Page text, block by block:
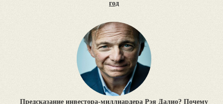
год
Предсказание инвестора-миллиардера Рэя Далио? Почему